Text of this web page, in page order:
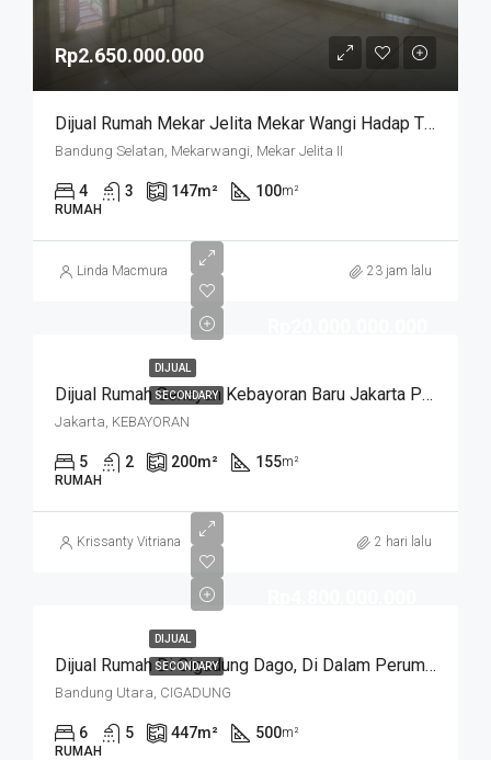
Rp2.650.000.000
Dijual Rumah Mekar Jelita Mekar Wangi Hadap Timur Harga Di Bawah 3 M
Bandung Selatan, Mekarwangi, Mekar Jelita II
4 3 147m² 100m²
RUMAH
Linda Macmura 23 jam lalu
DIJUAL
SECONDARY Dijual Rumah Senayan Kebayoran Baru Jakarta Pusat
Jakarta, KEBAYORAN
5 2 200m² 155m²
RUMAH
Krissanty Vitriana 2 hari lalu
DIJUAL
SECONDARY Dijual Rumah Di Cigadung Dago, Di Dalam Perumahan, Lokasi Strategis Siap Huni Semi Furnished
Bandung Utara, CIGADUNG
6 5 447m² 500m²
RUMAH